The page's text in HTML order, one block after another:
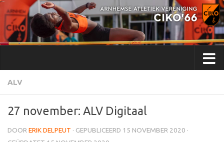
Doorgaan naar inhoud
ALV
27 november: ALV Digitaal
DOOR ERIK DELPEUT · GEPUBLICEERD 15 NOVEMBER 2020 ·